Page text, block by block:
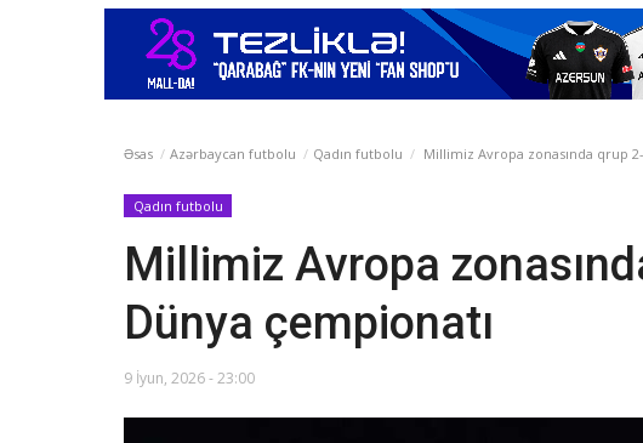
Əsas Azərbaycan futbolu Qadın futbolu Millimiz Avropa zonasında qrup
Qadın futbolu
Millimiz Avropa
Dünya çempionatı
9 İyun, 2026 - 23:00